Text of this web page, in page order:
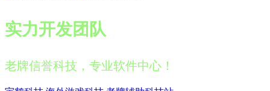
实力开发团队
老牌信誉科技，专业软件中心！